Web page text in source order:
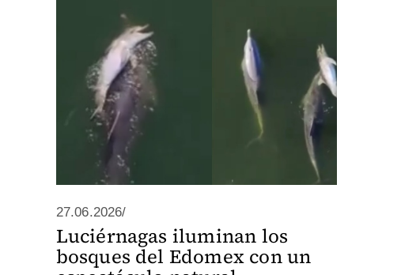
27.06.2026/
Luciérnagas iluminan los
bosques del Edomex con un